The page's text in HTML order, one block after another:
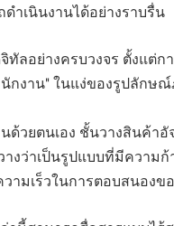
ำเนินงานได้อย่างราบรื่น
อย่างครบวงจร ตั้งแต่กา
กงาน" ในแง่ของรูปลักษ
วยตนเอง ชั้นวางสินค้า
งว่าเป็นรูปแบบที่มีความ
ามเร็วในการตอบสนองข